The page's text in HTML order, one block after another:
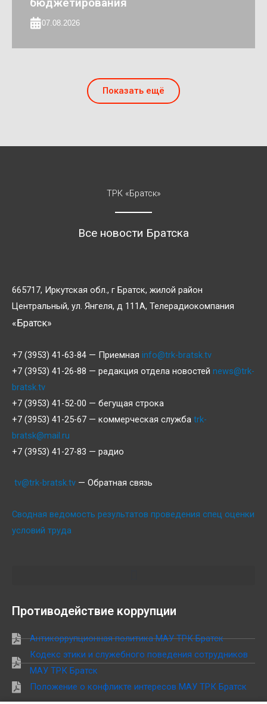
бюджетирования
07.08.2026
Показать ещё
ТРК «Братск»
Все новости Братска
665717, Иркутская обл., г Братск, жилой район
Центральный, ул. Янгеля, д 111А, Телерадиокомпания
«Братск»
+7 (3953) 41-63-84 — Приемная info@trk-bratsk.tv
+7 (3953) 41-26-88 — редакция отдела новостей news@trk-
bratsk.tv
+7 (3953) 41-52-00 — бегущая строка
+7 (3953) 41-25-67 — коммерческая служба trk-
bratsk@mail.ru
+7 (3953) 41-27-83 — радио
tv@trk-bratsk.tv — Обратная связь
Сводная ведомость результатов проведения спец оценки
условий труда
Противодействие коррупции
Антикоррупционная политика МАУ ТРК Братск
Кодекс этики и служебного поведения сотрудников
МАУ ТРК Братск
Положение о конфликте интересов МАУ ТРК Братск